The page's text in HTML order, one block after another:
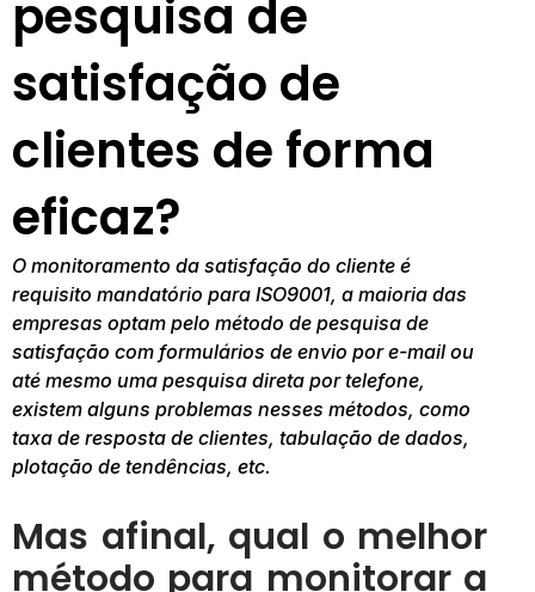
pesquisa de
satisfação de
clientes de forma
eficaz?
O monitoramento da satisfação do cliente é
requisito mandatório para ISO9001, a maioria das
empresas optam pelo método de pesquisa de
satisfação com formulários de envio por e-mail ou
até mesmo uma pesquisa direta por telefone,
existem alguns problemas nesses métodos, como
taxa de resposta de clientes, tabulação de dados,
plotação de tendências, etc.
Mas afinal, qual o melhor
método para monitorar a